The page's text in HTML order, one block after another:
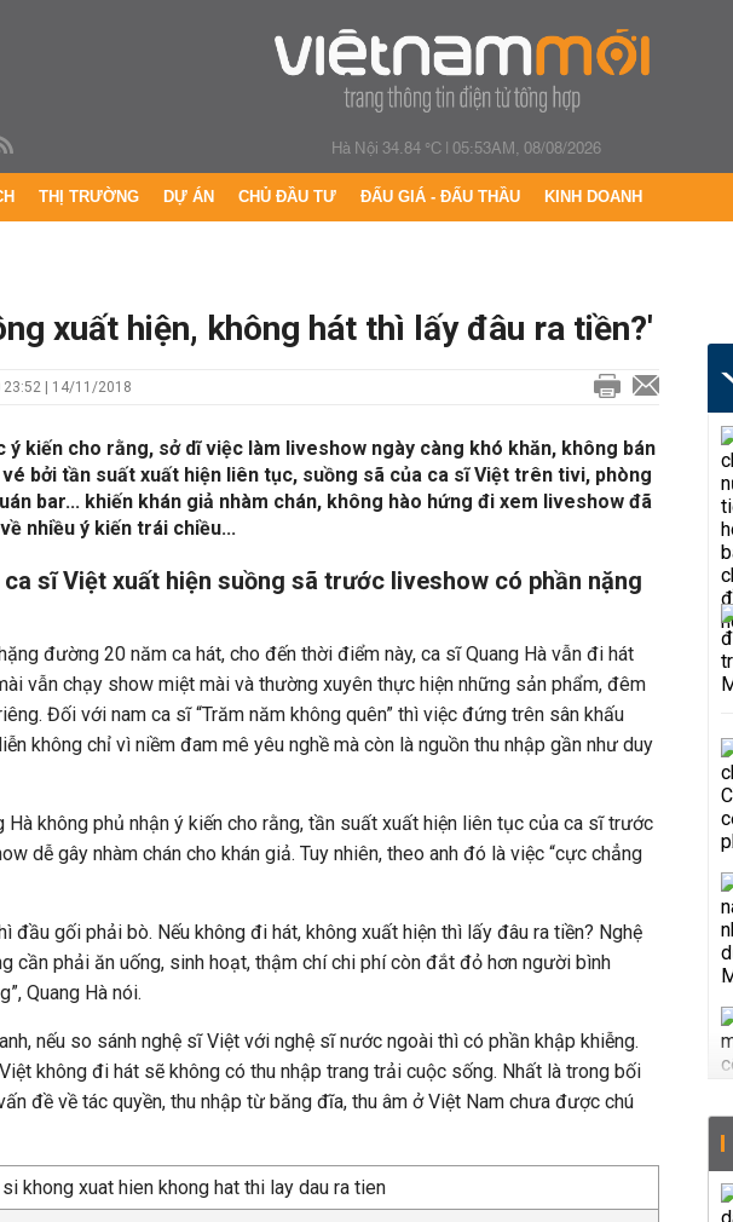
Hà Nội 34.84 °C|05:53AM, 08/08/2026
THỊ TRƯỜNG DỰ ÁN CHỦ ĐẦU TƯ ĐẤU GIÁ - ĐẤU THẦU KINH DOANH
xuất hiện, không hát thì lấy đâu ra tiền?'
23:52 | 14/11/2018
ý kiến cho rằng, sở dĩ việc làm liveshow ngày càng khó khăn, không bán
bởi tần suất xuất hiện liên tục, suồng sã của ca sĩ Việt trên tivi, phòng
bar... khiến khán giả nhàm chán, không hào hứng đi xem liveshow đã
nhiều ý kiến trái chiều...
ca sĩ Việt xuất hiện suồng sã trước liveshow có phần nặng
đường 20 năm ca hát, cho đến thời điểm này, ca sĩ Quang Hà vẫn đi hát
vẫn chạy show miệt mài và thường xuyên thực hiện những sản phẩm, đêm
Đối với nam ca sĩ “Trăm năm không quên” thì việc đứng trên sân khấu
không chỉ vì niềm đam mê yêu nghề mà còn là nguồn thu nhập gần như duy
Hà không phủ nhận ý kiến cho rằng, tần suất xuất hiện liên tục của ca sĩ trước
dễ gây nhàm chán cho khán giả. Tuy nhiên, theo anh đó là việc “cực chẳng
đầu gối phải bò. Nếu không đi hát, không xuất hiện thì lấy đâu ra tiền? Nghệ
cần phải ăn uống, sinh hoạt, thậm chí chi phí còn đắt đỏ hơn người bình
Quang Hà nói.
nếu so sánh nghệ sĩ Việt với nghệ sĩ nước ngoài thì có phần khập khiễng.
không đi hát sẽ không có thu nhập trang trải cuộc sống. Nhất là trong bối
đề về tác quyền, thu nhập từ băng đĩa, thu âm ở Việt Nam chưa được chú